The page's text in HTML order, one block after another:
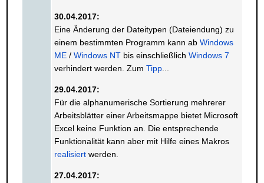
30.04.2017:
Eine Änderung der Dateitypen (Dateiendung) zu
einem bestimmten Programm kann ab Windows
ME/ Windows NTbis einschließlich Windows 7
verhindert werden. Zum Tipp...
29.04.2017:
Für die alphanumerische Sortierung mehrerer
Arbeitsblätter einer Arbeitsmappe bietet Microsoft
Excel keine Funktion an. Die entsprechende
Funktionalität kann aber mit Hilfe eines Makros
realisiertwerden.
27.04.2017: